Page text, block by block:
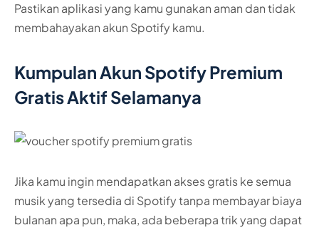
Pastikan aplikasi yang kamu gunakan aman dan tidak
membahayakan akun Spotify kamu.
Kumpulan Akun Spotify Premium
Gratis Aktif Selamanya
Jika kamu ingin mendapatkan akses gratis ke semua
musik yang tersedia di Spotify tanpa membayar biaya
bulanan apa pun, maka, ada beberapa trik yang dapat